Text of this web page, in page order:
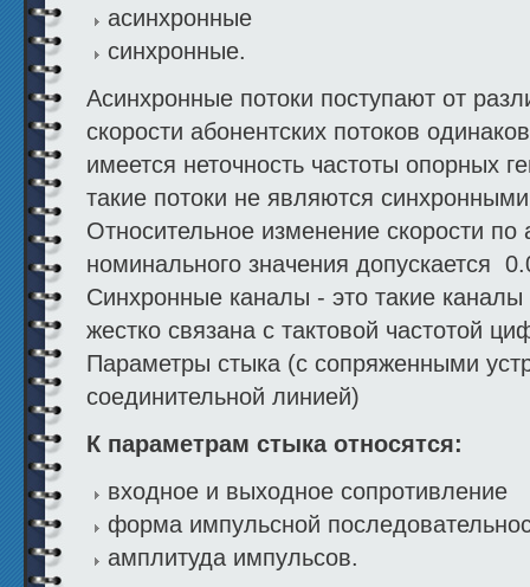
асинхронные
синхронные.
Асинхронные потоки поступают от
скорости абонентских потоков
имеется неточность частоты опорных
такие потоки не являются
Относительное изменение скорости по
номинального значения допускается
Синхронные каналы - это такие каналы
жестко связана с тактовой частотой
Параметры стыка (с сопряженными
соединительной линией)
К параметрам стыка относятся:
входное и выходное сопротивление
форма импульсной
амплитуда импульсов.